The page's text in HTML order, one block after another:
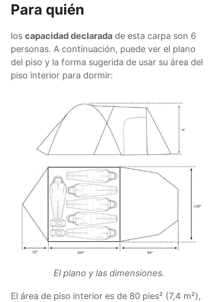
Para quién
loscapacidad declarada de esta carpa son 6
personas. A continuación, puede ver el plano
del piso y la forma sugerida de usar su área del
piso interior para dormir:
El plano y las dimensiones.
El área de piso interior es de 80 pies² (7,4 m²),